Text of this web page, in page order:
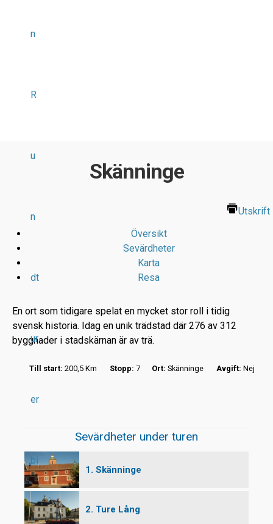
n
R
u
n
dt
ur
er
bi
l
Skänninge
Utskrift
Översikt
Sevärdheter
Karta
Resa
En ort som tidigare spelat en mycket stor roll i tidig
svensk historia. Idag en unik trädstad där 276 av 312
byggnader i stadskärnan är av trä.
Till start: 200,5 Km Stopp: 7 Ort: Skänninge Avgift: Nej
Sevärdheter under turen
1. Skänninge
2. Ture Lång